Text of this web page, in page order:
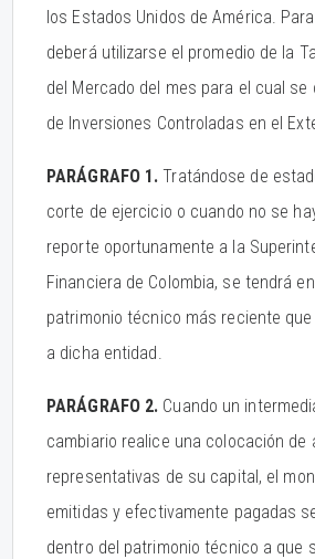
los Estados Unidos de América.
deberá utilizarse el promedio de la
del Mercado del mes para el cual se
de Inversiones Controladas en el
PARÁGRAFO 1.Tratándose de
corte de ejercicio o cuando no se
reporte oportunamente a la
Financiera de Colombia, se tendrá
patrimonio técnico más reciente
a dicha entidad.
PARÁGRAFO 2. Cuando un
cambiario realice una colocación de
representativas de su capital, el
emitidas y efectivamente pagadas
dentro del patrimonio técnico a que